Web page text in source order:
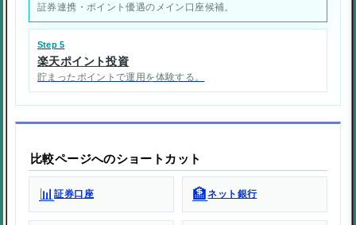
証券連携・ポイント優遇のメイン口座候補。
Step 5
楽天ポイント投資
貯まったポイントで運用を体験する。
比較ページへのショートカット
📊証券口座 🏦ネット銀行